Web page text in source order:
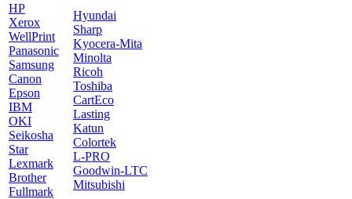
HP
Xerox
WellPrint
Panasonic
Samsung
Canon
Epson
IBM
OKI
Seikosha
Star
Lexmark
Brother
Fullmark
Hyundai
Sharp
Kyocera-Mita
Minolta
Ricoh
Toshiba
CartEco
Lasting
Katun
Colortek
L-PRO
Goodwin-LTC
Mitsubishi